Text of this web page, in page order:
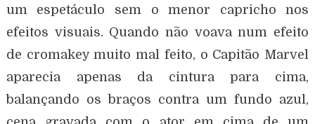
um espetáculo sem o menor capricho nos
efeitos visuais. Quando não voava num efeito
de cromakey muito mal feito, o Capitão Marvel
aparecia apenas da cintura para cima,
balançando os braços contra um fundo azul,